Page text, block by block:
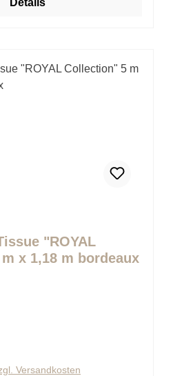
"ROYAL
x 1,18 m bordeaux
Versandkosten